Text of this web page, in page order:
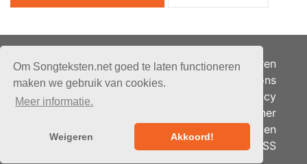
Om Songteksten.net goed te laten functioneren
maken we gebruik van cookies.
Meer informatie.
Weigeren Akkoord!
Alle rechten voorbehouden.
bandhosting.nl
Adverteren
Over ons
Je privacy
Partner
Berichten
RSS